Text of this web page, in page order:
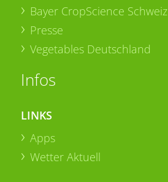
Bayer CropScience Schweiz
Presse
Vegetables Deutschland
Infos
LINKS
Apps
Wetter Aktuell